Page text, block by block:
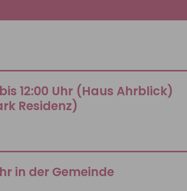
12:00 Uhr (Haus Ahrblick)
Residenz)
in der Gemeinde